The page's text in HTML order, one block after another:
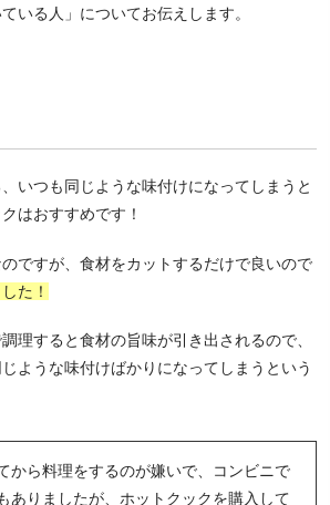
いる人」についてお伝えします。
いつも同じような味付けになってしまうと
はおすすめです！
ですが、食材をカットするだけで良いので
た！
理すると食材の旨味が引き出されるので、
ような味付けばかりになってしまうという
から料理をするのが嫌いで、コンビニで
ありましたが、ホットクックを購入して